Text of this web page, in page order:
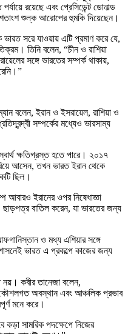
রয়েছে এবং প্রেসিডেন্ট ডোনাল্ড
শুল্ক আরোপের হুমকি দিয়েছেন।
ভারত সরে যাওয়ায় এটি প্রমাণ করে যে,
তিনি বলেন, “চীন ও রাশিয়া
সঙ্গে ভারতের সম্পর্ক থাকায়,
বলেন, ইরান ও ইসরায়েল, রাশিয়া ও
সম্পর্কের মধ্যেও ভারসাম্য
ক্ষতিগ্রস্ত হতে পারে। ২০১৭
আসেন, তখন ভারত ইরান থেকে
ছিল।
আবারও ইরানের ওপর নিষেধাজ্ঞা
ছাড়পত্র বাতিল করেন, যা ভারতের জন্য
ও মধ্য এশিয়ার সঙ্গে
ভারত এ প্রকল্পে কাজের জন্য
নয়। কবীর তানেজা বলেন,
কৌশলগত অবস্থান এবং আঞ্চলিক প্রভাব
মনে করে।
কড়া সামরিক পদক্ষেপে নিজের